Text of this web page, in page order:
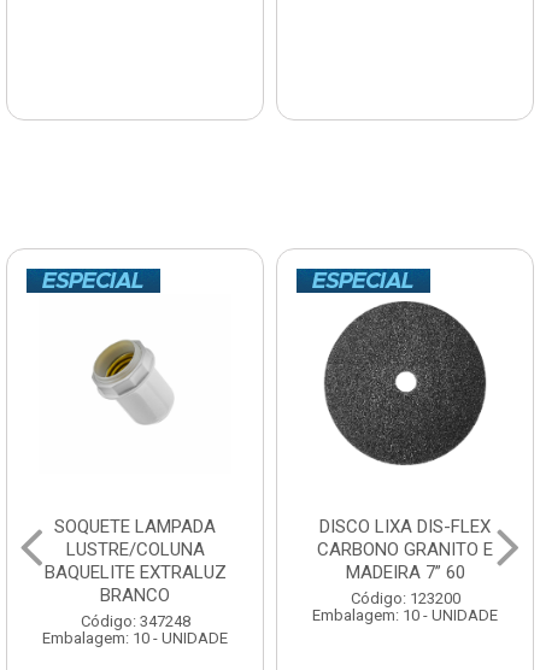
SOQUETE LAMPADA
LUSTRE/COLUNA
BAQUELITE EXTRALUZ
BRANCO
Código: 347248
Embalagem: 10 - UNIDADE
DISCO LIXA DIS-FLEX
CARBONO GRANITO E
MADEIRA 7” 60
Código: 123200
Embalagem: 10 - UNIDADE